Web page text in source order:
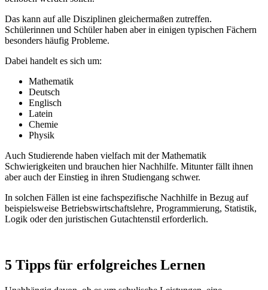
Das kann auf alle Disziplinen gleichermaßen zutreffen.
Schülerinnen und Schüler haben aber in einigen typischen Fächern
besonders häufig Probleme.
Dabei handelt es sich um:
Mathematik
Deutsch
Englisch
Latein
Chemie
Physik
Auch Studierende haben vielfach mit der Mathematik
Schwierigkeiten und brauchen hier Nachhilfe. Mitunter fällt ihnen
aber auch der Einstieg in ihren Studiengang schwer.
In solchen Fällen ist eine fachspezifische Nachhilfe in Bezug auf
beispielsweise Betriebswirtschaftslehre, Programmierung, Statistik,
Logik oder den juristischen Gutachtenstil erforderlich.
5 Tipps für erfolgreiches Lernen